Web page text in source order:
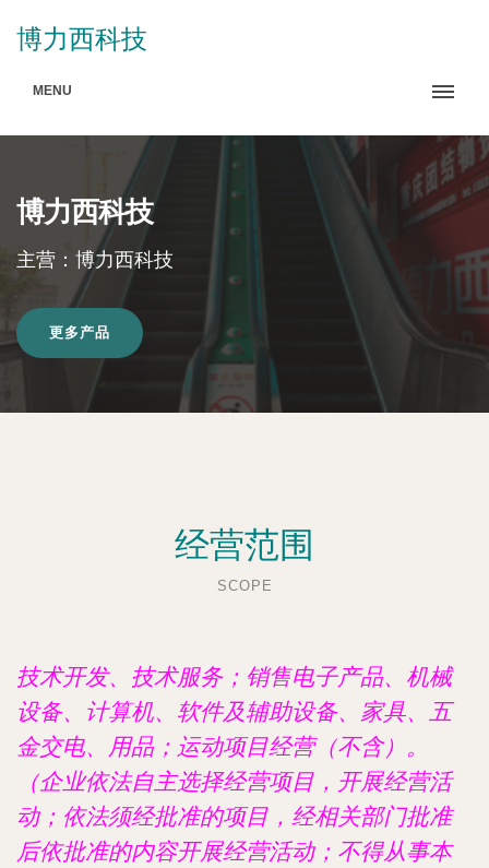
博力西科技
MENU
博力西科技
主营：博力西科技
更多产品
经营范围
SCOPE
技术开发、技术服务；销售电子产品、机械
设备、计算机、软件及辅助设备、家具、五
金交电、用品；运动项目经营（不含）。
（企业依法自主选择经营项目，开展经营活
动；依法须经批准的项目，经相关部门批准
后依批准的内容开展经营活动；不得从事本